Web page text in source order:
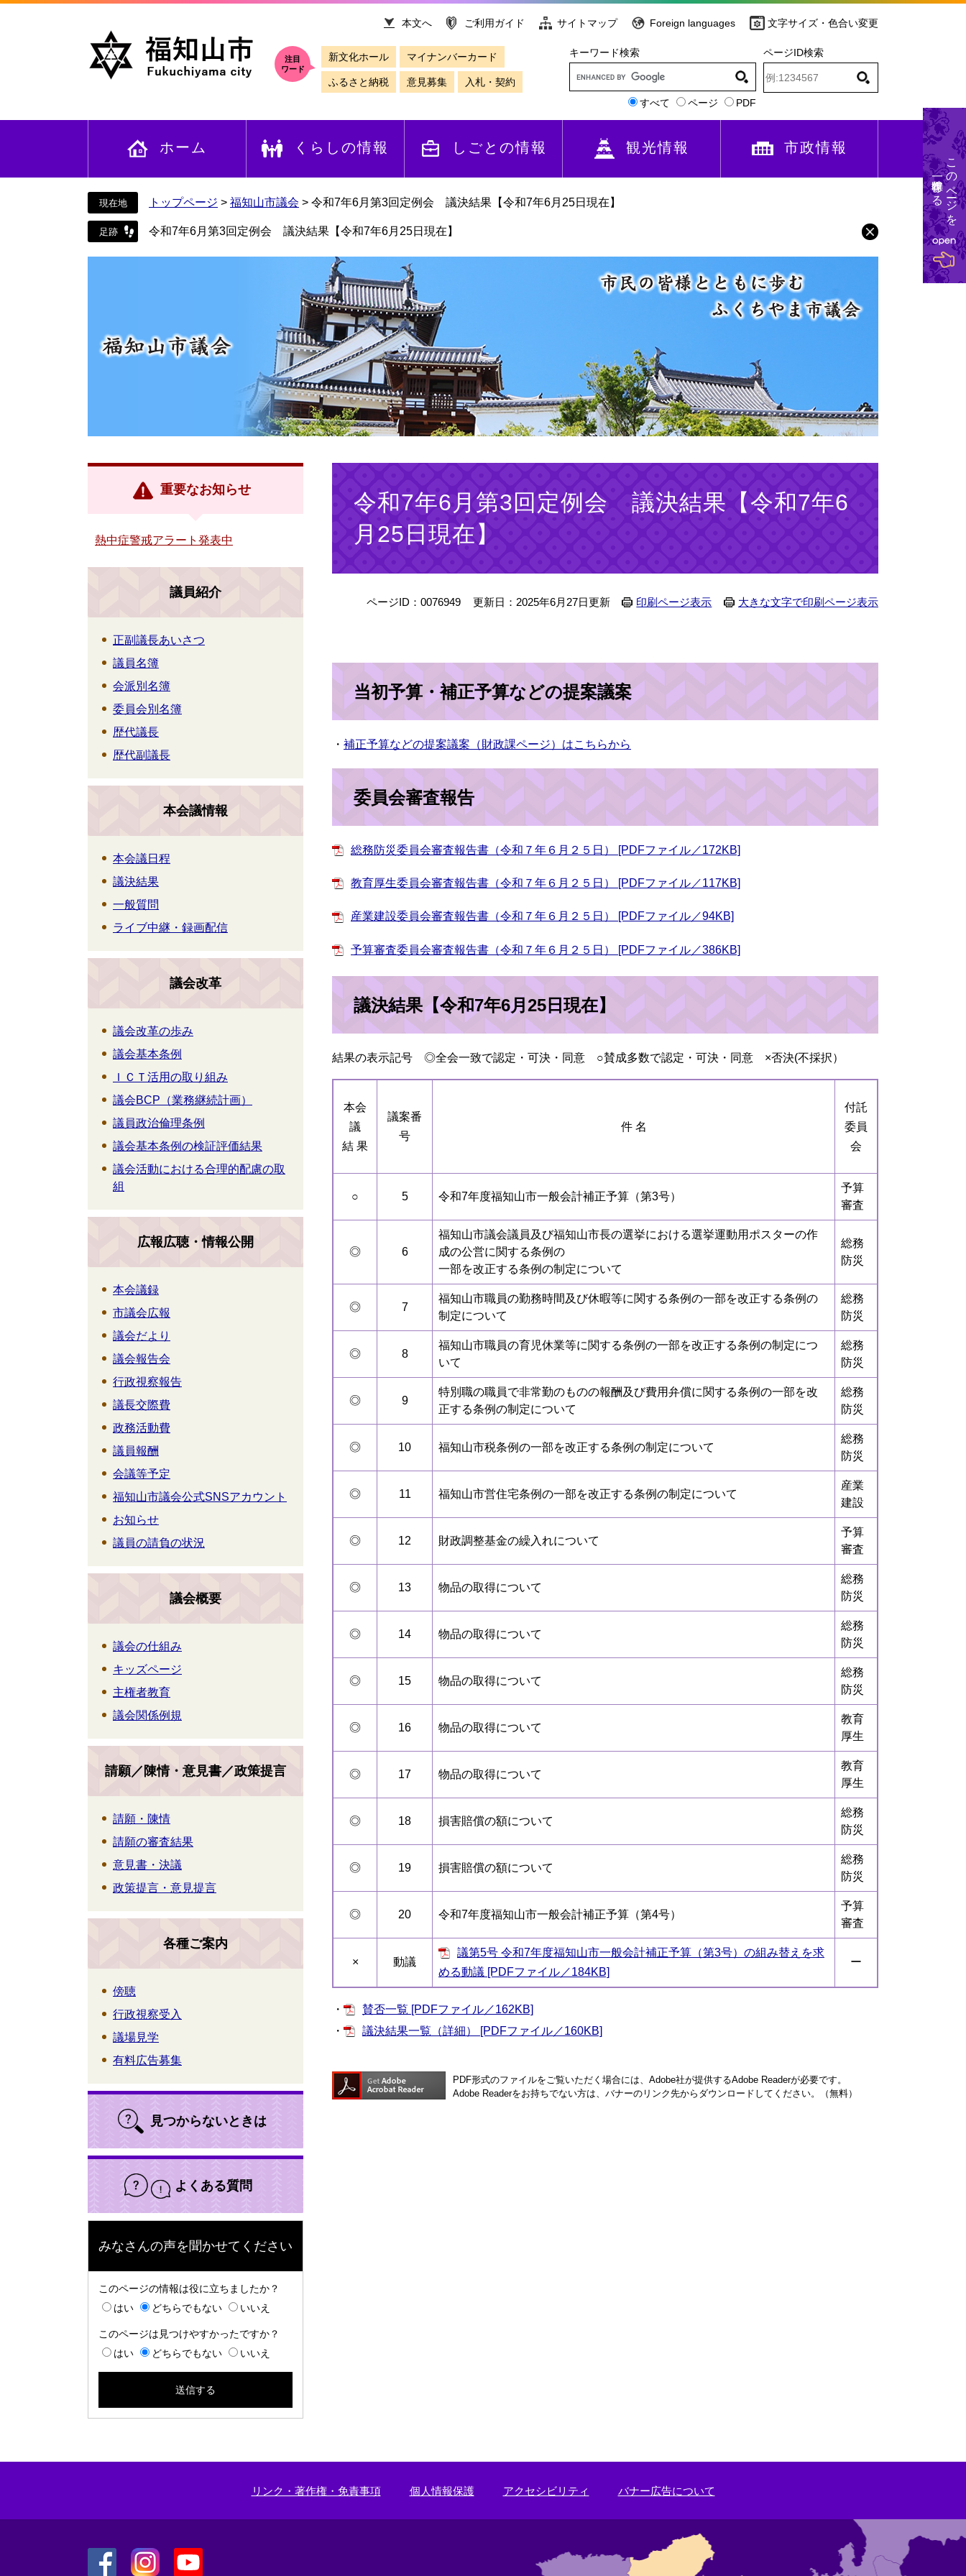
文
本文へ ご利用ガイド サイトマップ Foreign languages 文字サイズ・色合い変更
注目
ワード
新文化ホール マイナンバーカード
ふるさと納税 意見募集 入札・契約
キーワード検索
すべて ページ PDF
ページID検索
ホーム くらしの情報 しごとの情報 観光情報 市政情報
トップページ > 福知山市議会 > 令和7年6月第3回定例会 議決結果【令和7年6月25日現在】
令和7年6月第3回定例会 議決結果【令和7年6月25日現在】
令和7年6月第3回定例会 議決結果【令和7年6
月25日現在】
ページID：0076949 更新日：2025年6月27日更新 印刷ページ表示 大きな文字で印刷ページ表示
当初予算・補正予算などの提案議案
・ 補正予算などの提案議案（財政課ページ）はこちらから
委員会審査報告
総務防災委員会審査報告書（令和７年６月２５日） [PDFファイル／172KB]
教育厚生委員会審査報告書（令和７年６月２５日） [PDFファイル／117KB]
産業建設委員会審査報告書（令和７年６月２５日） [PDFファイル／94KB]
予算審査委員会審査報告書（令和７年６月２５日） [PDFファイル／386KB]
議決結果【令和7年6月25日現在】
結果の表示記号 ◎全会一致で認定・可決・同意 ○賛成多数で認定・可決・同意 ×否決(不採択）
本会
議
結 果
議案番
号
件 名
付託
委員
会
○ 5 令和7年度福知山市一般会計補正予算（第3号）
予算
審査
◎ 6
福知山市議会議員及び福知山市長の選挙における選挙運動用ポスターの作
成の公営に関する条例の
一部を改正する条例の制定について
総務
防災
◎ 7
福知山市職員の勤務時間及び休暇等に関する条例の一部を改正する条例の
制定について
総務
防災
◎ 8
福知山市職員の育児休業等に関する条例の一部を改正する条例の制定につ
いて
総務
防災
◎ 9
特別職の職員で非常勤のものの報酬及び費用弁償に関する条例の一部を改
正する条例の制定について
総務
防災
◎ 10 福知山市税条例の一部を改正する条例の制定について
総務
防災
◎ 11 福知山市営住宅条例の一部を改正する条例の制定について
産業
建設
◎ 12 財政調整基金の繰入れについて
予算
審査
◎ 13 物品の取得について
総務
防災
◎ 14 物品の取得について
総務
防災
◎ 15 物品の取得について
総務
防災
◎ 16 物品の取得について
教育
厚生
◎ 17 物品の取得について
教育
厚生
◎ 18 損害賠償の額について
総務
防災
◎ 19 損害賠償の額について
総務
防災
◎ 20 令和7年度福知山市一般会計補正予算（第4号）
予算
審査
× 動議
議第5号 令和7年度福知山市一般会計補正予算（第3号）の組み替えを求
める動議 [PDFファイル／184KB]
ー
・
賛否一覧 [PDFファイル／162KB]
・
議決結果一覧（詳細） [PDFファイル／160KB]
PDF形式のファイルをご覧いただく場合には、Adobe社が提供するAdobe Readerが必要です。
Adobe Readerをお持ちでない方は、バナーのリンク先からダウンロードしてください。（無料）
重要なお知らせ
熱中症警戒アラート発表中
議員紹介
正副議長あいさつ
議員名簿
会派別名簿
委員会別名簿
歴代議長
歴代副議長
本会議情報
本会議日程
議決結果
一般質問
ライブ中継・録画配信
議会改革
議会改革の歩み
議会基本条例
ＩＣＴ活用の取り組み
議会BCP（業務継続計画）
議員政治倫理条例
議会基本条例の検証評価結果
議会活動における合理的配慮の取
組
広報広聴・情報公開
本会議録
市議会広報
議会だより
議会報告会
行政視察報告
議長交際費
政務活動費
議員報酬
会議等予定
福知山市議会公式SNSアカウント
お知らせ
議員の請負の状況
議会概要
議会の仕組み
キッズページ
主権者教育
議会関係例規
請願／陳情・意見書／政策提言
請願・陳情
請願の審査結果
意見書・決議
政策提言・意見提言
各種ご案内
傍聴
行政視察受入
議場見学
有料広告募集
見つからないときは
よくある質問
みなさんの声を聞かせてください
このページの情報は役に立ちましたか？
はい
どちらでもない いいえ
このページは見つけやすかったですか？
はい
どちらでもない いいえ
リンク・著作権・免責事項 個人情報保護 アクセシビリティ バナー広告について
このページを
一時保存する